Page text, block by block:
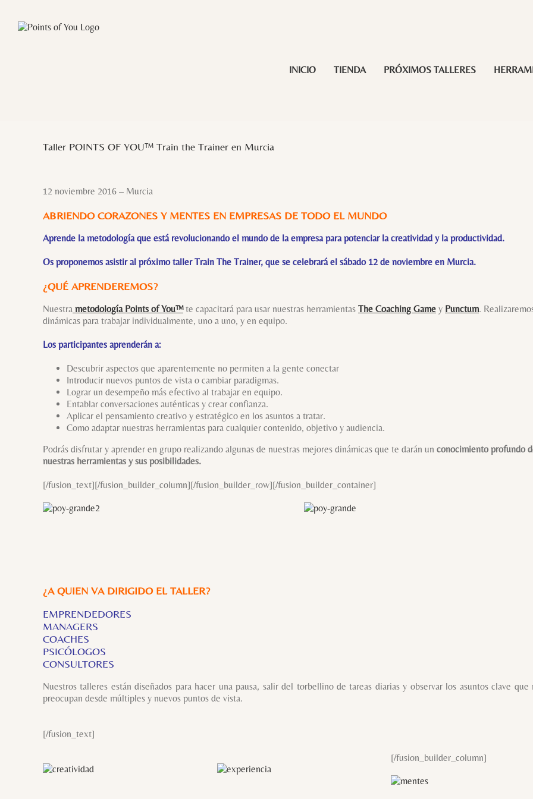
contenido
INICIO TIENDA PRÓXIMOS TALLERES
más
Taller POINTS OF YOU™ Train the Trainer en Murcia
12 noviembre 2016 – Murcia
ABRIENDO CORAZONES Y MENTES EN EMPRESAS DE TODO EL MUNDO
Aprende la metodología que está revolucionando el mundo de la empresa para potenciar la creatividad y la productividad.
Os proponemos asistir al próximo taller Train The Trainer, que se celebrará el sábado 12 de noviembre en Murcia.
¿QUÉ APRENDEREMOS?
Nuestra metodología Points of You™te capacitará para usar nuestras herramientas The Coaching Game y Punctum.
dinámicas para trabajar individualmente, uno a uno, y en equipo.
Los participantes aprenderán a:
Descubrir aspectos que aparentemente no permiten a la gente conectar
Introducir nuevos puntos de vista o cambiar paradigmas.
Lograr un desempeño más efectivo al trabajar en equipo.
Entablar conversaciones auténticas y crear confianza.
Aplicar el pensamiento creativo y estratégico en los asuntos a tratar.
Como adaptar nuestras herramientas para cualquier contenido, objetivo y audiencia.
Podrás disfrutar y aprender en grupo realizando algunas de nuestras mejores dinámicas que te darán un conocimiento profundo
nuestras herramientas y sus posibilidades.
[/fusion_text][/fusion_builder_column][/fusion_builder_row][/fusion_builder_container]
¿A QUIEN VA DIRIGIDO EL TALLER?
EMPRENDEDORES
MANAGERS
COACHES
PSICÓLOGOS
CONSULTORES
Nuestros talleres están diseñados para hacer una pausa, salir del torbellino de tareas diarias y observar los asuntos clave que
preocupan desde múltiples y nuevos puntos de vista.
[/fusion_text]
[/fusion_builder_column]